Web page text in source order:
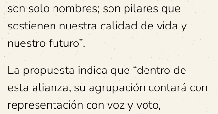
son solo nombres; son pilares que
sostienen nuestra calidad de vida y
nuestro futuro”.
La propuesta indica que “dentro de
esta alianza, su agrupación contará con
representación con voz y voto,